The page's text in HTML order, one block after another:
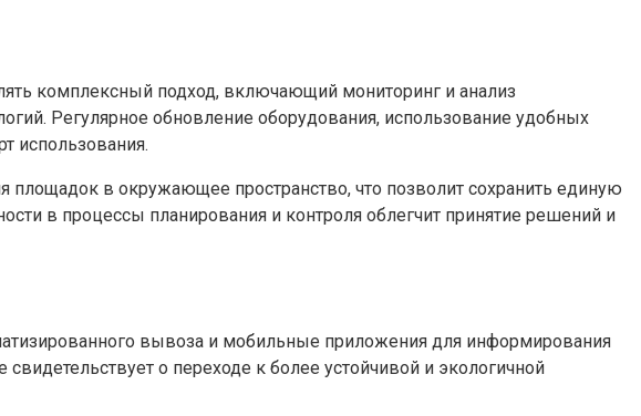
комплексный подход, включающий мониторинг и анализ
Регулярное обновление оборудования, использование удобных
использования.
площадок в окружающее пространство, что позволит сохранить единую
в процессы планирования и контроля облегчит принятие решений и
вывоза и мобильные приложения для информирования
о переходе к более устойчивой и экологичной